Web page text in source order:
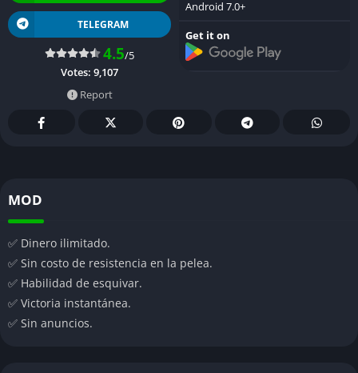
TELEGRAM
4.5/5
Votes: 9,107
Report
Android 7.0+
Get it on
MOD
✅ Dinero ilimitado.
✅ Sin costo de resistencia en la pelea.
✅ Habilidad de esquivar.
✅ Victoria instantánea.
✅ Sin anuncios.